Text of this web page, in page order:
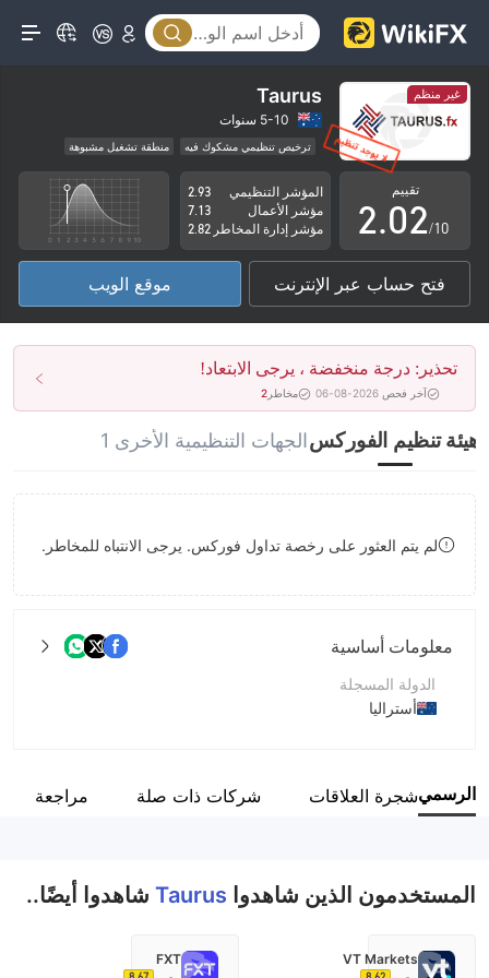
غير منظم Taurus
5-10 سنوات
ترخيص تنظيمي مشكوك فيه
منطقة تشغيل مشبوهة
مخاطر عالية
تقييم
0
1
2
3
4
5
6
7
8
.0
1
2
3
4
5
6
8
0
1
2
3
4
5
6
7
8
/10
المؤشر التنظيمي
2.93
مؤشر الأعمال
7.13
مؤشر إدارة المخاطر 2.82
فتح حساب عبر الإنترنت موقع الويب
تحذير: درجة منخفضة ، يرجى الابتعاد!
آخر فحص 2026-08-06 مخاطر 2
هيئة تنظيم الفوركسالجهات التنظيمية الأخرى 1
لم يتم العثور على رخصة تداول فوركس. يرجى الانتباه للمخاطر.
معلومات أساسية
الدولة المسجلة
أستراليا
اسم الشركة
الرسميشجرة العلاقات شركات ذات صلة مراجعة
المستخدمون الذين شاهدوا Taurus شاهدوا أيضًا..
VT Markets
FXT